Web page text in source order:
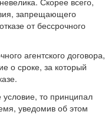
запрещающего
от бессрочного
агентского договора,
о сроке, за который
условие, то принципал
уведомив об этом